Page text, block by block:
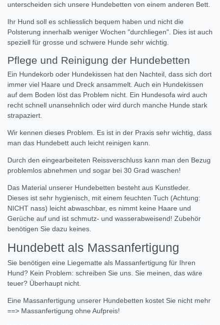
unterscheiden sich unsere Hundebetten von einem anderen Bett.
Ihr Hund soll es schliesslich bequem haben und nicht die
Polsterung innerhalb weniger Wochen "durchliegen". Dies ist auch
speziell für grosse und schwere Hunde sehr wichtig.
Pflege und Reinigung der Hundebetten
Ein Hundekorb oder Hundekissen hat den Nachteil, dass sich dort
immer viel Haare und Dreck ansammelt. Auch ein Hundekissen
auf dem Boden löst das Problem nicht. Ein Hundesofa wird auch
recht schnell unansehnlich oder wird durch manche Hunde stark
strapaziert.
Wir kennen dieses Problem. Es ist in der Praxis sehr wichtig, dass
man das Hundebett auch leicht reinigen kann.
Durch den eingearbeiteten Reissverschluss kann man den Bezug
problemlos abnehmen und sogar bei 30 Grad waschen!
Das Material unserer Hundebetten besteht aus Kunstleder.
Dieses ist sehr hygienisch, mit einem feuchten Tuch (Achtung:
NICHT nass) leicht abwaschbar, es nimmt keine Haare und
Gerüche auf und ist schmutz- und wasserabweisend! Zubehör
benötigen Sie dazu keines.
Hundebett als Massanfertigung
Sie benötigen eine Liegematte als Massanfertigung für Ihren
Hund? Kein Problem: schreiben Sie uns. Sie meinen, das wäre
teuer? Überhaupt nicht.
Eine Massanfertigung unserer Hundebetten kostet Sie nicht mehr
==> Massanfertigung ohne Aufpreis!